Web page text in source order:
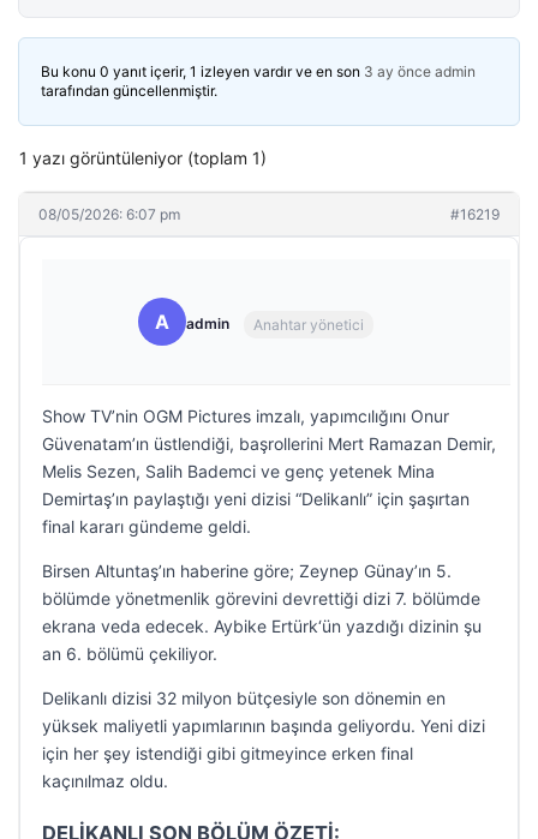
Bu konu 0 yanıt içerir, 1 izleyen vardır ve en son 3 ay önce admin
tarafından güncellenmiştir.
1 yazı görüntüleniyor (toplam 1)
08/05/2026: 6:07 pm #16219
A admin Anahtar yönetici
Show TV’nin OGM Pictures imzalı, yapımcılığını Onur
Güvenatam’ın üstlendiği, başrollerini Mert Ramazan Demir,
Melis Sezen, Salih Bademci ve genç yetenek Mina
Demirtaş’ın paylaştığı yeni dizisi “Delikanlı” için şaşırtan
final kararı gündeme geldi.
Birsen Altuntaş’ın haberine göre; Zeynep Günay’ın 5.
bölümde yönetmenlik görevini devrettiği dizi 7. bölümde
ekrana veda edecek. Aybike Ertürk‘ün yazdığı dizinin şu
an 6. bölümü çekiliyor.
Delikanlı dizisi 32 milyon bütçesiyle son dönemin en
yüksek maliyetli yapımlarının başında geliyordu. Yeni dizi
için her şey istendiği gibi gitmeyince erken final
kaçınılmaz oldu.
DELİKANLI SON BÖLÜM ÖZETİ: